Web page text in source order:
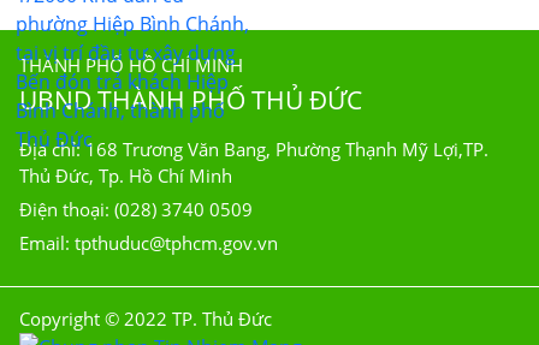
phố Thủ Đức
THÀNH PHỐ HỒ CHÍ MINH
UBND THÀNH PHỐ THỦ ĐỨC
Địa chỉ: 168 Trương Văn Bang, Phường Thạnh Mỹ Lợi,TP.
Thủ Đức, Tp. Hồ Chí Minh
Điện thoại: (028) 3740 0509
Email: tpthuduc@tphcm.gov.vn
Copyright © 2022 TP. Thủ Đức